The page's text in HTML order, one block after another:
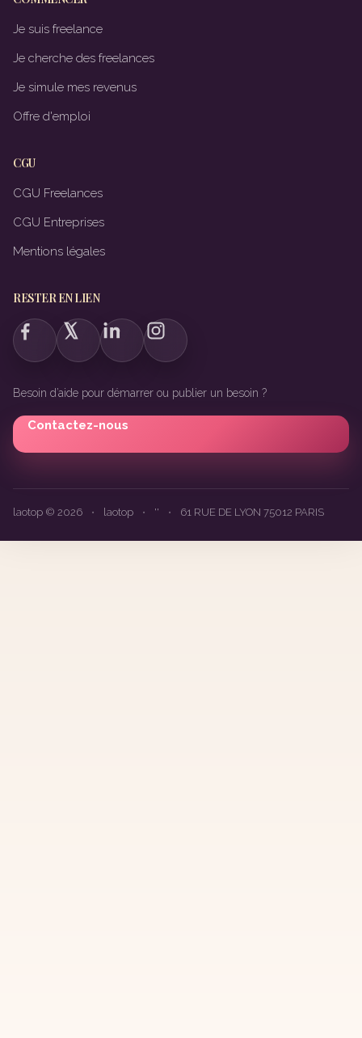
Je suis freelance
Je cherche des freelances
Je simule mes revenus
Offre d'emploi
CGU
CGU Freelances
CGU Entreprises
Mentions légales
RESTER EN LIEN
Besoin d’aide pour démarrer ou publier un besoin ?
Contactez-nous
laotop © 2026 • laotop • '' • 61 RUE DE LYON 75012 PARIS